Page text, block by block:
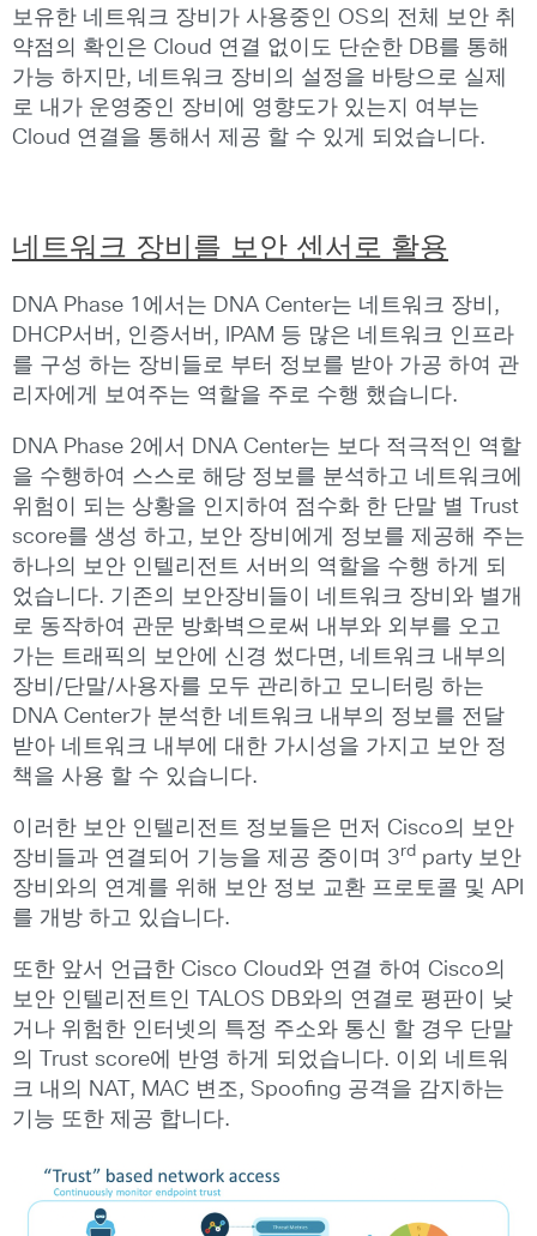
보유한 네트워크 장비가 사용중인 OS의 전체 보안 취
약점의 확인은 Cloud 연결 없이도 단순한 DB를 통해
가능 하지만, 네트워크 장비의 설정을 바탕으로 실제
로 내가 운영중인 장비에 영향도가 있는지 여부는
Cloud 연결을 통해서 제공 할 수 있게 되었습니다.
네트워크 장비를 보안 센서로 활용
DNA Phase 1에서는 DNA Center는 네트워크 장비,
DHCP서버, 인증서버, IPAM 등 많은 네트워크 인프라
를 구성 하는 장비들로 부터 정보를 받아 가공 하여 관
리자에게 보여주는 역할을 주로 수행 했습니다.
DNA Phase 2에서 DNA Center는 보다 적극적인 역할
을 수행하여 스스로 해당 정보를 분석하고 네트워크에
위험이 되는 상황을 인지하여 점수화 한 단말 별 Trust
score를 생성 하고, 보안 장비에게 정보를 제공해 주는
하나의 보안 인텔리전트 서버의 역할을 수행 하게 되
었습니다. 기존의 보안장비들이 네트워크 장비와 별개
로 동작하여 관문 방화벽으로써 내부와 외부를 오고
가는 트래픽의 보안에 신경 썼다면, 네트워크 내부의
장비/단말/사용자를 모두 관리하고 모니터링 하는
DNA Center가 분석한 네트워크 내부의 정보를 전달
받아 네트워크 내부에 대한 가시성을 가지고 보안 정
책을 사용 할 수 있습니다.
이러한 보안 인텔리전트 정보들은 먼저 Cisco의 보안
장비들과 연결되어 기능을 제공 중이며 3rd party 보안
장비와의 연계를 위해 보안 정보 교환 프로토콜 및 API
를 개방 하고 있습니다.
또한 앞서 언급한 Cisco Cloud와 연결 하여 Cisco의
보안 인텔리전트인 TALOS DB와의 연결로 평판이 낮
거나 위험한 인터넷의 특정 주소와 통신 할 경우 단말
의 Trust score에 반영 하게 되었습니다. 이외 네트워
크 내의 NAT, MAC 변조, Spoofing 공격을 감지하는
기능 또한 제공 합니다.